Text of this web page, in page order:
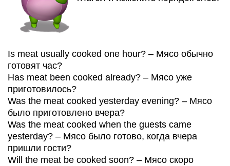
Is meat usually cooked one hour? – Мясо обычно
готовят час?
Has meat been cooked already? – Мясо уже
приготовилось?
Was the meat cooked yesterday evening? – Мясо
было приготовлено вчера?
Was the meat cooked when the guests came
yesterday? – Мясо было готово, когда вчера
пришли гости?
Will the meat be cooked soon? – Мясо скоро